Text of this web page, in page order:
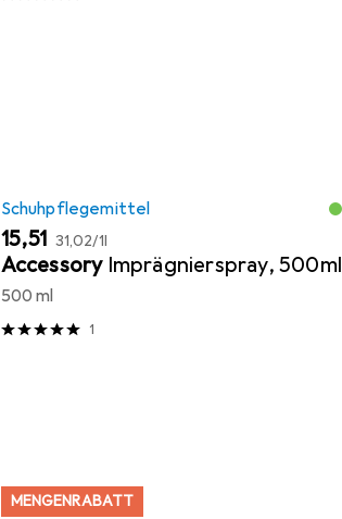
Schuhpflegemittel
EUR
15,51 EUR
31,02/1l
Accessory Imprägnierspray, 500ml
500 ml
1
MENGENRABATT